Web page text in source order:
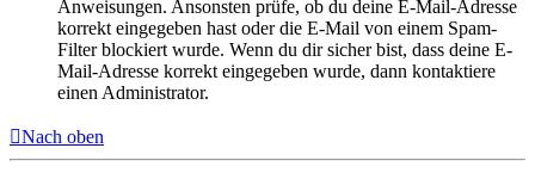
Anweisungen. Ansonsten prüfe, ob du deine E-Mail-Adresse
korrekt eingegeben hast oder die E-Mail von einem Spam-
Filter blockiert wurde. Wenn du dir sicher bist, dass deine E-
Mail-Adresse korrekt eingegeben wurde, dann kontaktiere
einen Administrator.
Nach oben